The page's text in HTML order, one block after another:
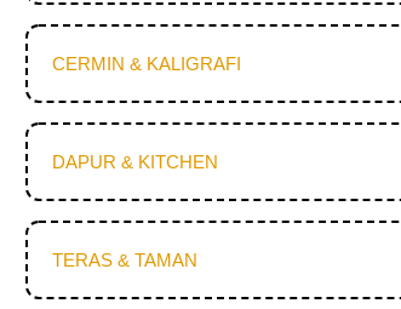
CERMIN & KALIGRAFI
DAPUR & KITCHEN
TERAS & TAMAN